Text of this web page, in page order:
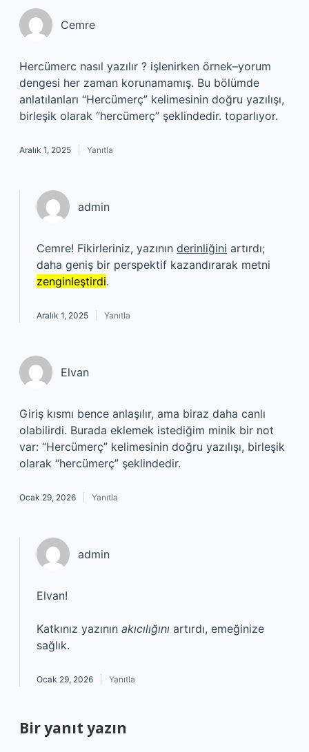
Cemre
Hercümerc nasıl yazılır ? işlenirken örnek–yorum
dengesi her zaman korunamamış. Bu bölümde
anlatılanları “Hercümerç” kelimesinin doğru yazılışı,
birleşik olarak “hercümerç” şeklindedir. toparlıyor.
Aralık 1, 2025 Yanıtla
admin
Cemre! Fikirleriniz, yazının derinliğini artırdı;
daha geniş bir perspektif kazandırarak metni
zenginleştirdi.
Aralık 1, 2025 Yanıtla
Elvan
Giriş kısmı bence anlaşılır, ama biraz daha canlı
olabilirdi. Burada eklemek istediğim minik bir not
var: “Hercümerç” kelimesinin doğru yazılışı, birleşik
olarak “hercümerç” şeklindedir.
Ocak 29, 2026 Yanıtla
admin
Elvan!
Katkınız yazının akıcılığını artırdı, emeğinize
sağlık.
Ocak 29, 2026 Yanıtla
Bir yanıt yazın